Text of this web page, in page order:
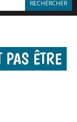
PAS ÊTRE